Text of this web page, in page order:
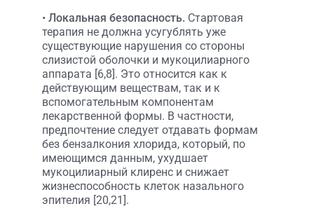
• Локальная безопасность. Стартовая
терапия не должна усугублять уже
существующие нарушения со стороны
слизистой оболочки и мукоцилиарного
аппарата [6,8]. Это относится как к
действующим веществам, так и к
вспомогательным компонентам
лекарственной формы. В частности,
предпочтение следует отдавать формам
без бензалкония хлорида, который, по
имеющимся данным, ухудшает
мукоцилиарный клиренс и снижает
жизнеспособность клеток назального
эпителия [20,21].